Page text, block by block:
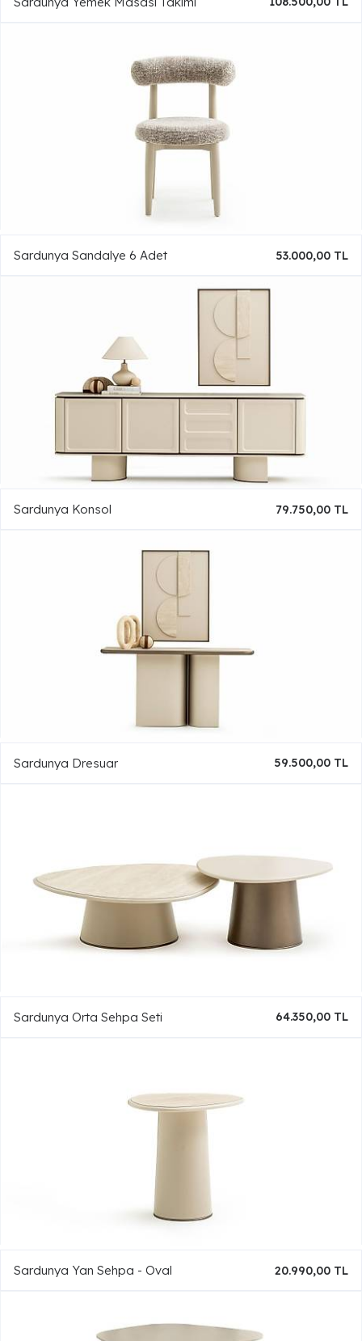
Sardunya Sandalye 6 Adet 53.000,00 TL
Sardunya Konsol 79.750,00 TL
Sardunya Dresuar 59.500,00 TL
Sardunya Orta Sehpa Seti 64.350,00 TL
Sardunya Yan Sehpa - Oval 20.990,00 TL